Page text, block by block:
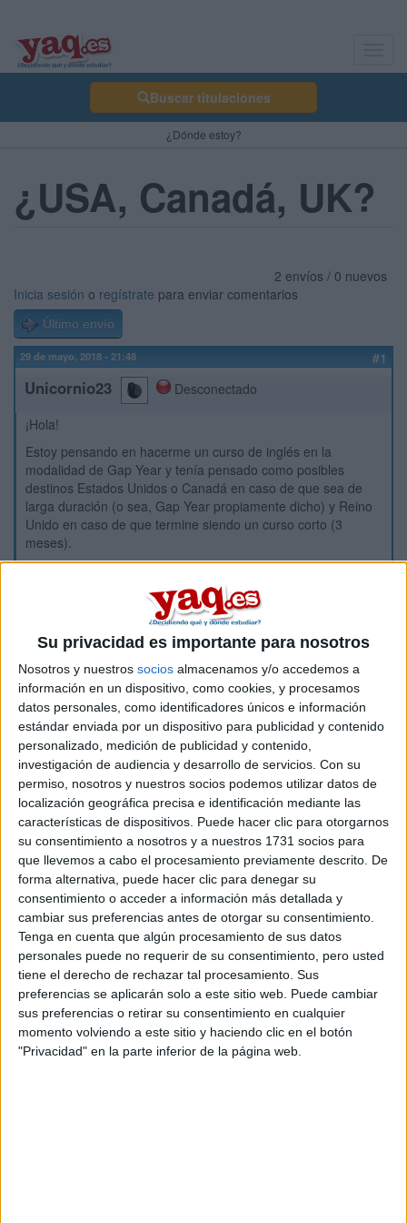
Su privacidad es importante para nosotros
Nosotros y nuestros socios almacenamos y/o accedemos a
información en un dispositivo, como cookies, y procesamos
datos personales, como identificadores únicos e información
estándar enviada por un dispositivo para publicidad y contenido
personalizado, medición de publicidad y contenido,
investigación de audiencia y desarrollo de servicios. Con su
permiso, nosotros y nuestros socios podemos utilizar datos de
localización geográfica precisa e identificación mediante las
características de dispositivos. Puede hacer clic para otorgarnos
su consentimiento a nosotros y a nuestros 1731 socios para
que llevemos a cabo el procesamiento previamente descrito. De
forma alternativa, puede hacer clic para denegar su
consentimiento o acceder a información más detallada y
cambiar sus preferencias antes de otorgar su consentimiento.
Tenga en cuenta que algún procesamiento de sus datos
personales puede no requerir de su consentimiento, pero usted
tiene el derecho de rechazar tal procesamiento. Sus
preferencias se aplicarán solo a este sitio web. Puede cambiar
sus preferencias o retirar su consentimiento en cualquier
momento volviendo a este sitio y haciendo clic en el botón
"Privacidad" en la parte inferior de la página web.
Buscar titulaciones
¿Dónde estoy?
¿USA, Canadá, UK?
2 envíos / 0 nuevos
Inicia sesión o regístrate para enviar comentarios
Último envío
29 de mayo, 2018 - 21:48 #1
Unicornio23
Desconectado
¡Hola!
Estoy pensando en hacerme un curso de inglés en la
modalidad de Gap Year y tenía pensado como posibles
destinos Estados Unidos o Canadá en caso de que sea de
larga duración (o sea, Gap Year propiamente dicho) y Reino
Unido en caso de que termine siendo un curso corto (3
meses).
querría compaginarlo con trabajo. ¿Sabéis en qué lugares es
más fácil encontrar trabajo y que al mismo tiempo sean
buenos destino para aprender inglés? Tengo entendido que
en Canadá es más fácil encontrar trabajo si vas como
estudiante... Pero no sé gran cosa...
¿Alguna idea? ¿Qué destinos me recomendaríais? ¿Es mejor
USA o Canadá?
Y en caso de que finalmente sólo me fuera para unos meses,
¿que lugares de Reino Unido me recomendaríais? ¿Con
familia o en residencia?
Graciaaas
Etiquetas: Estudiar fuera - Idiomas